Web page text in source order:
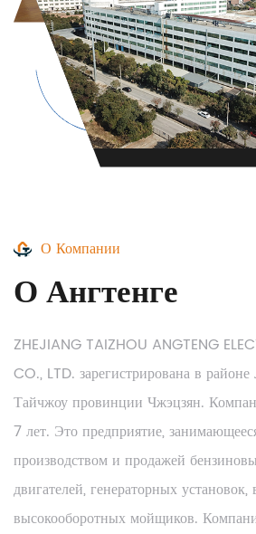
О Компании
О Ангтенге
ZHEJIANG TAIZHOU ANGTENG
CO., LTD. зарегистрирована в
Тайчжоу провинции Чжэцзян.
7 лет. Это предприятие,
производством и продажей
двигателей, генераторных
высокооборотных мойщиков.